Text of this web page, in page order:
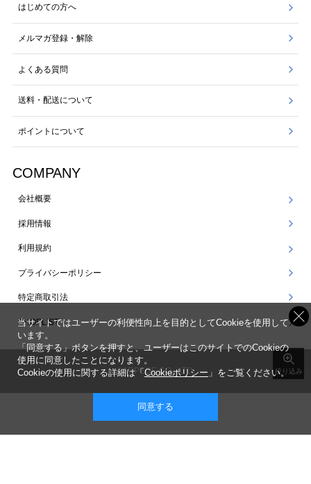
絞り込み
はじめての方へ
メルマガ登録・解除
よくある質問
送料・配送について
ポイントについて
COMPANY
会社概要
採用情報
利用規約
プライバシーポリシー
特定商取引法
SHOPLIST
©ARPEGE CO., LTD.
表示 ： スマートフォン版 |
当サイトではユーザーの利便性向上を目的としてCookieを使用して
います。
「同意する」ボタンを押すと、ユーザーはこのサイトでのCookieの
使用に同意したことになります。
Cookieの使用に関する詳細は「Cookieポリシー 」をご覧ください。
同意する